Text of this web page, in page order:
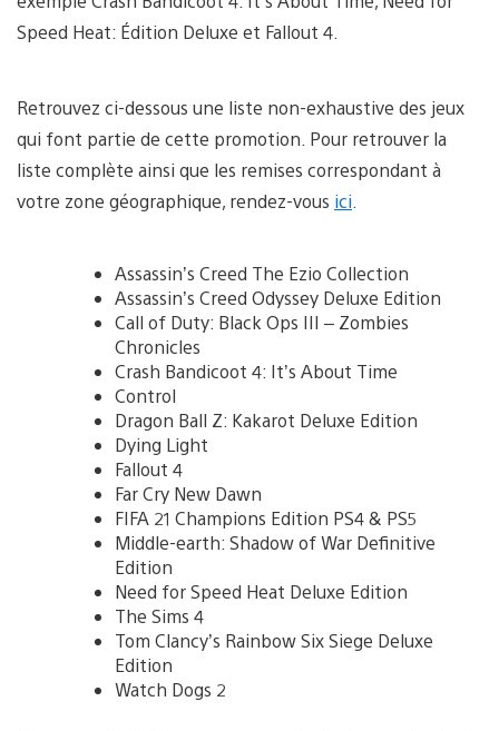
Speed Heat: Édition Deluxe et Fallout 4.
Retrouvez ci-dessous une liste non-exhaustive des jeux
qui font partie de cette promotion. Pour retrouver la
liste complète ainsi que les remises correspondant à
votre zone géographique, rendez-vous ici
Assassin’s Creed The Ezio Collection
Assassin’s Creed Odyssey Deluxe Edition
Call of Duty: Black Ops III – Zombies
Chronicles
Crash Bandicoot 4: It’s About Time
Control
Dragon Ball Z: Kakarot Deluxe Edition
Dying Light
Fallout 4
Far Cry New Dawn
FIFA 21 Champions Edition PS4 & PS5
Middle-earth: Shadow of War Definitive
Edition
Need for Speed Heat Deluxe Edition
The Sims 4
Tom Clancy’s Rainbow Six Siege Deluxe
Edition
Watch Dogs 2